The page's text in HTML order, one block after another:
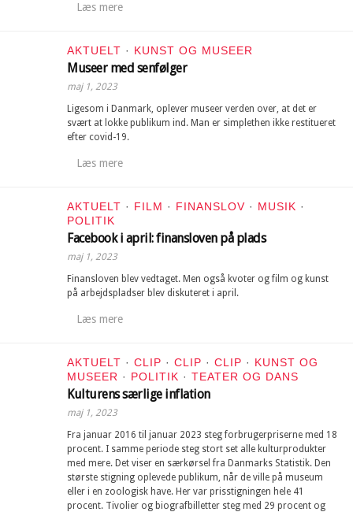
Læs mere
AKTUELT · KUNST OG MUSEER
Museer med senfølger
maj 1, 2023
Ligesom i Danmark, oplever museer verden over, at det er
svært at lokke publikum ind. Man er simplethen ikke restitueret
efter covid-19.
Læs mere
AKTUELT · FILM · FINANSLOV · MUSIK ·
POLITIK
Facebook i april: finansloven på plads
maj 1, 2023
Finansloven blev vedtaget. Men også kvoter og film og kunst
på arbejdspladser blev diskuteret i april.
Læs mere
AKTUELT · CLIP · CLIP · CLIP · KUNST OG
MUSEER · POLITIK · TEATER OG DANS
Kulturens særlige inflation
maj 1, 2023
Fra januar 2016 til januar 2023 steg forbrugerpriserne med 18
procent. I samme periode steg stort set alle kulturprodukter
med mere. Det viser en særkørsel fra Danmarks Statistik. Den
største stigning oplevede publikum, når de ville på museum
eller i en zoologisk have. Her var prisstigningen hele 41
procent. Tivolier og biografbilletter steg med 29 procent og